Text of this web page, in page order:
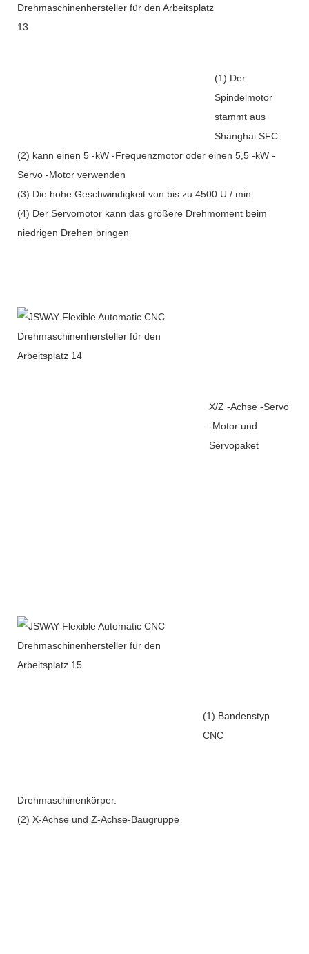
(1) Der
Spindelmotor
stammt aus
Shanghai SFC.
(2) kann einen 5 -kW -Frequenzmotor oder einen 5,5 -kW -
Servo -Motor verwenden
(3) Die hohe Geschwindigkeit von bis zu 4500 U / min.
(4) Der Servomotor kann das größere Drehmoment beim
niedrigen Drehen bringen
X/Z -Achse -Servo
-Motor und
Servopaket
(1) Bandenstyp
CNC
Drehmaschinenkörper.
(2) X-Achse und Z-Achse-Baugruppe